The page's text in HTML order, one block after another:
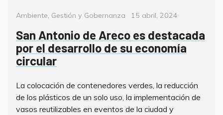
Categorías
Ambiente Gestión y Gobernanza
Posted
15 abril, 2024
San Antonio de Areco es destacada
por el desarrollo de su economía
circular
La colocación de contenedores verdes, la reducción
de los plásticos de un solo uso, la implementación de
vasos reutilizables en eventos de la ciudad y